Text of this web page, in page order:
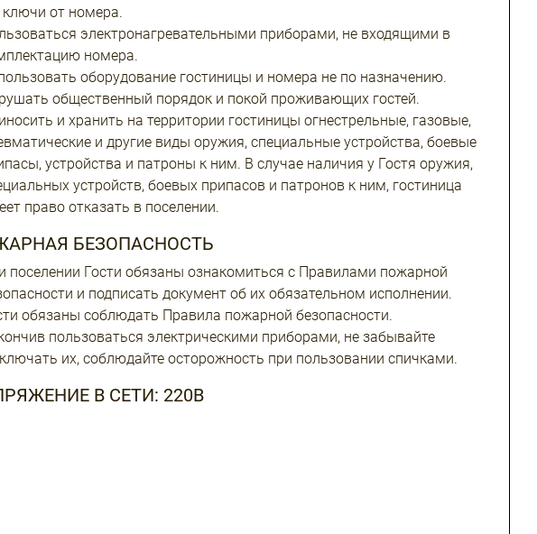
от номера.
электронагревательными приборами, не входящими в
номера.
оборудование гостиницы и номера не по назначению.
общественный порядок и покой проживающих гостей.
и хранить на территории гостиницы огнестрельные, газовые,
и другие виды оружия, специальные устройства, боевые
устройства и патроны к ним. В случае наличия у Гостя оружия,
устройств, боевых припасов и патронов к ним, гостиница
право отказать в поселении.
БЕЗОПАСНОСТЬ
поселении Гости обязаны ознакомиться с Правилами пожарной
и подписать документ об их обязательном исполнении.
обязаны соблюдать Правила пожарной безопасности.
пользоваться электрическими приборами, не забывайте
их, соблюдайте осторожность при пользовании спичками.
В СЕТИ: 220В